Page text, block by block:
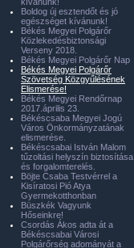
Boldog új esztendőt és jó
egészséget kívánunk!
Békés Megyei Polgárőr
Közlekedésbiztonsági
Verseny 2018.
Békés Megyei Polgárőr Nap
Békés Megyei Polgárőr
Szövetség Közgyűlésének
Elismerése!
Békés Megyei Rendőrnap
2017.április 23.
Békéscsaba Megyei Jogú
Város Önkormányzatának
elismerése.
Békéscsabai István Malom
tűzoltási helyszín biztosítása
és forgalomterelés.
Böjte Csaba Testvérrel a
Kisíratosi Pió Atya
Gyermekotthonban
Büszkék Vagyunk
Hőseinkre!
Csordás Ákos adta át a
Békéscsabai Városi
Polgárőrség adományát a